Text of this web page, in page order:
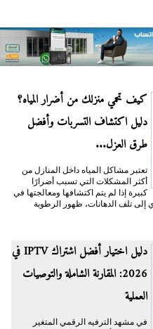
كيف تحمي منزلك من أضرار المياه؟
دليل اكتشاف التسربات وأفضل
طرق العزل...
تعتبر مشاكل المياه داخل المنازل من
أكثر المشكلات التي تسبب أضرارًا
كبيرة إذا لم يتم اكتشافها ومعالجتها في
إلى تلف الدهانات، ظهور الرطوبة
دليل اختيار أفضل اشتراك IPTV في
2026: المقارنة الشاملة والتوصيات
العملية
في مشهد الترفيه الرقمي المتغير